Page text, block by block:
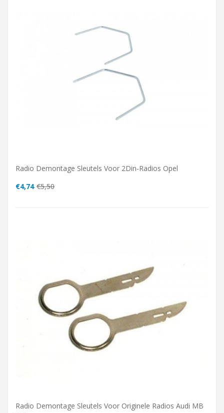
Radio Demontage Sleutels Voor 2Din-Radios Opel
€4,74 €5,50
Radio Demontage Sleutels Voor Originele Radios Audi MB